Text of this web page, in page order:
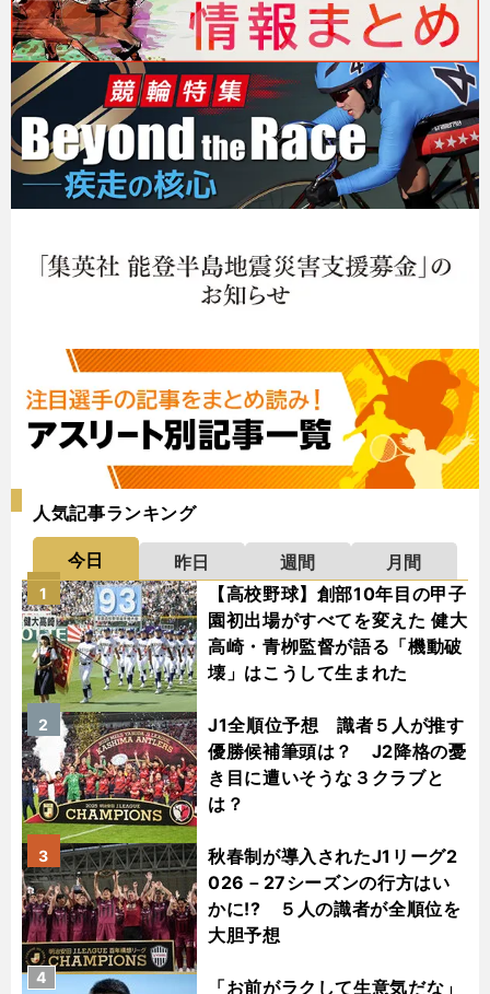
人気記事ランキング
今日 昨日 週間
月間
【高校野球】創部10年目の甲子
園初出場がすべてを変えた 健大
高崎・青栁監督が語る「機動破
壊」はこうして生まれた
1
J1全順位予想 識者５人が推す
優勝候補筆頭は？ J2降格の憂
き目に遭いそうな３クラブと
は？
2
秋春制が導入されたJ1リーグ2
026－27シーズンの行方はい
かに!? ５人の識者が全順位を
大胆予想
3
「お前がラクして生意気だな」
4